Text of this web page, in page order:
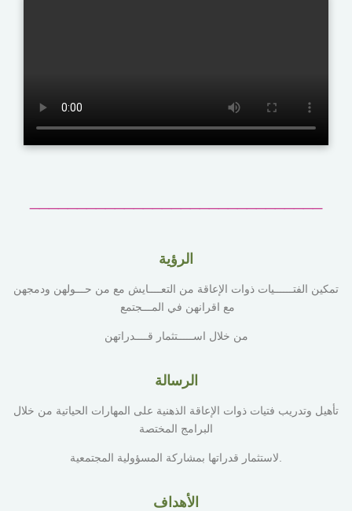
الرؤية
تمكين الفتــــــيات ذوات الإعاقة من التعــــايش مع من حـــولهن ودمجهن
مع اقرانهن في المـــجتمع
من خلال اســـــتثمار قــــدراتهن
الرسالة
تأهيل وتدريب فتيات ذوات الإعاقة الذهنية على المهارات الحياتية من خلال
البرامج المختصة
.لاستثمار قدراتها بمشاركة المسؤولية المجتمعية
الأهداف